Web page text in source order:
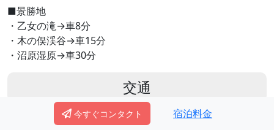
■景勝地
・乙女の滝→車8分
・木の俣渓谷→車15分
・沼原湿原→車30分
交通
デュエットリゾートHana那須アメリカ
今すぐコンタクト 宿泊料金